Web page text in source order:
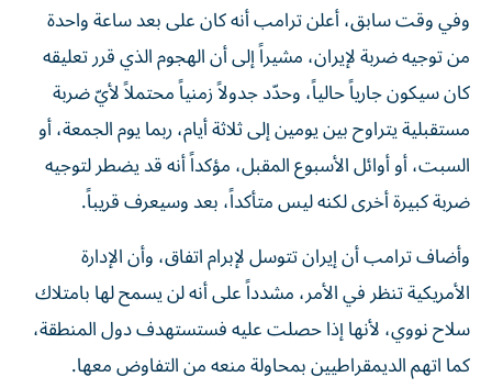
وفي وقت سابق، أعلن ترامب أنه كان على بعد ساعة واحدة
من توجيه ضربة لإيران، مشيراً إلى أن الهجوم الذي قرر تعليقه
كان سيكون جارياً حالياً، وحدّد جدولاً زمنياً محتملاً لأيّ ضربة
مستقبلية يتراوح بين يومين إلى ثلاثة أيام، ربما يوم الجمعة، أو
السبت، أو أوائل الأسبوع المقبل، مؤكداً أنه قد يضطر لتوجيه
ضربة كبيرة أخرى لكنه ليس متأكداً، بعد وسيعرف قريباً.
وأضاف ترامب أن إيران تتوسل لإبرام اتفاق، وأن الإدارة
الأمريكية تنظر في الأمر، مشدداً على أنه لن يسمح لها بامتلاك
سلاح نووي، لأنها إذا حصلت عليه فستستهدف دول المنطقة،
كما اتهم الديمقراطيين بمحاولة منعه من التفاوض معها.